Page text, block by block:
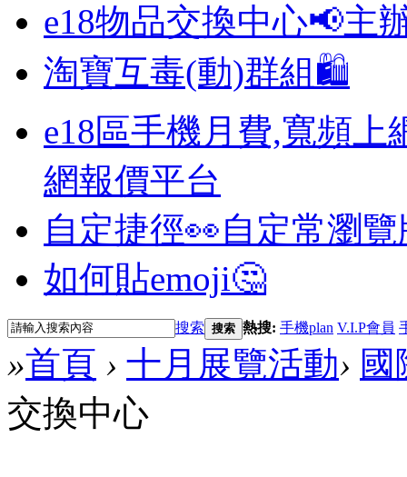
e18物品交換中心📢主
淘寶互毒(動)群組🛍️
e18區手機月費,寬頻上
網報價平台
自定捷徑👀自定常瀏
如何貼emoji🤔
搜索 搜索 熱搜: 手機plan V.I.P會員
»首頁 › 十月展覽活動› 國
交換中心